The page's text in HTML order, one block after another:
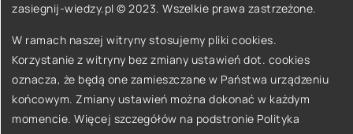
zasiegnij-wiedzy.pl © 2023. Wszelkie prawa zastrzeżone.
W ramach naszej witryny stosujemy pliki cookies.
Korzystanie z witryny bez zmiany ustawień dot. cookies
oznacza, że będą one zamieszczane w Państwa urządzeniu
końcowym. Zmiany ustawień można dokonać w każdym
momencie. Więcej szczegółów na podstronie Polityka